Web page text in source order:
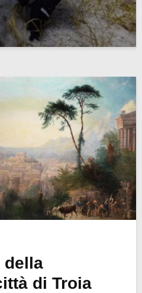
della
di Troia